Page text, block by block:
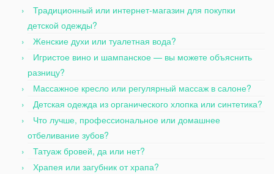
Традиционный или интернет-магазин для покупки
детской одежды?
Женские духи или туалетная вода?
Игристое вино и шампанское — вы можете объяснить
разницу?
Массажное кресло или регулярный массаж в салоне?
Детская одежда из органического хлопка или синтетика?
Что лучше, профессиональное или домашнее
отбеливание зубов?
Татуаж бровей, да или нет?
Храпея или загубник от храпа?